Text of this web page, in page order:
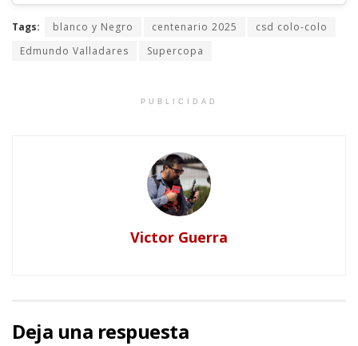
Tags: blanco y Negro centenario 2025
csd colo-colo
Edmundo Valladares
Supercopa
PUBLICIDAD
Victor Guerra
Deja una respuesta